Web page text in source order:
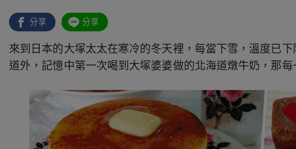
分享 分享
來到日本的大塚太太在寒冷的冬天裡，每當下雪，溫度已
道外，記憶中第一次喝到大塚婆婆做的北海道燉牛奶，那